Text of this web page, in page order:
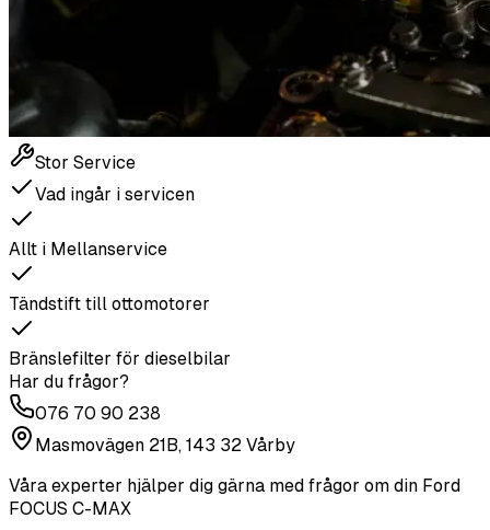
Stor Service
Vad ingår i servicen
Allt i Mellanservice
Tändstift till ottomotorer
Bränslefilter för dieselbilar
Har du frågor?
076 70 90 238
Masmovägen 21B, 143 32 Vårby
Våra experter hjälper dig gärna med frågor om din Ford
FOCUS C-MAX